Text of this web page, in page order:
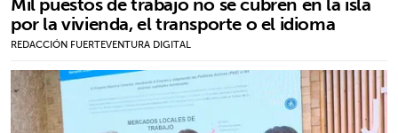
por la vivienda, el transporte o el idioma
REDACCIÓN FUERTEVENTURA DIGITAL